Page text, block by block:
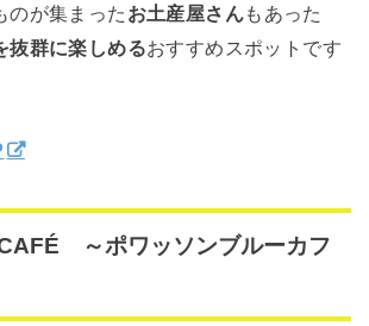
のが集まった お土産屋さん もあった
抜群に楽しめるおすすめスポットです
～ポワッソンブルーカフ